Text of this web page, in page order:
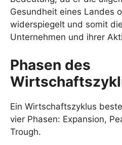
Gesundheit eines Landes
widerspiegelt und somit
Unternehmen und ihrer
Phasen des
Ein Wirtschaftszyklus
vier Phasen: Expansion,
Trough.